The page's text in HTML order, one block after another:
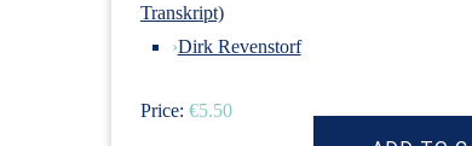
Transkript)
›Dirk Revenstorf
Price: €5.50